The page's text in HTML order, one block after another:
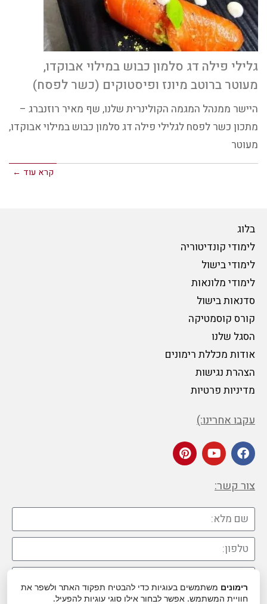
גלילי פילה דג סלמון כבוש במילוי אבוקדו,
מעוטר ברוטב מיונז ופיסטוקים (כשר לפסח)
היישר ממנהל המגמה הקולינרית שלנו, שף מאיר רוזנברג –
מתכון כשר לפסח לגלילי פילה דג סלמון כבוש במילוי אבוקדו,
מעוטר
קרא עוד ←
בלוג
לימודי קונדיטוריה
לימודי בישול
לימודי מלונאות
סדנאות בישול
קורס קוסמטיקה
הסגל שלנו
אודות מכללת רימונים
הצהרת נגישות
מדיניות פרטיות
עקבו אחרינו:)
צור קשר:
רימונים משתמשים בעוגיות כדי להבטיח תפקוד האתר ולשפר את
חוויית המשתמש. אפשר לבחור אילו סוגי עוגיות להפעיל.